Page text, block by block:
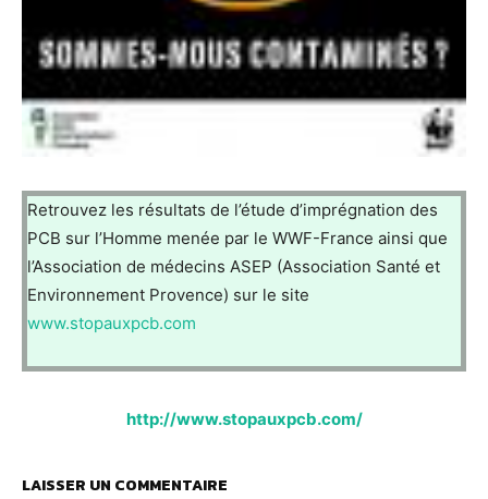
Retrouvez les résultats de l’étude d’imprégnation des
PCB sur l’Homme menée par le WWF-France ainsi que
l’Association de médecins ASEP (Association Santé et
Environnement Provence) sur le site
www.stopauxpcb.com
http://www.stopauxpcb.com/
LAISSER UN COMMENTAIRE